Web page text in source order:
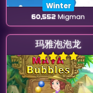
Winter
60,552 Migman
玛雅泡泡龙